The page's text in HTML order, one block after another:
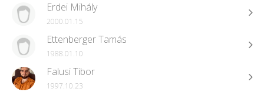
Erdei Mihály
2000.01.15
Ettenberger Tamás
1988.01.10
Falusi Tibor
1997.10.23